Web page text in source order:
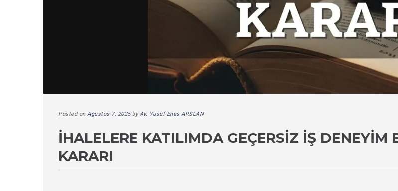
Posted on Ağustos 7, 2025byAv. Yusuf Enes ARSLAN
İHALELERE KATILIMDA GEÇERSIZ İŞ DENEYIM
KARARI